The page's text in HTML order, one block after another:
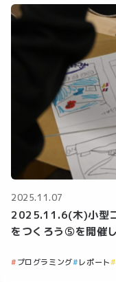
2025.11.07
2025.11.6(木)小型
をつくろう⑤を開催し
プログラミング レポート